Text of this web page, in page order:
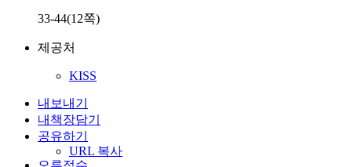
33-44(12쪽)
제공처
KISS
내보내기
내책장담기
공유하기
URL 복사